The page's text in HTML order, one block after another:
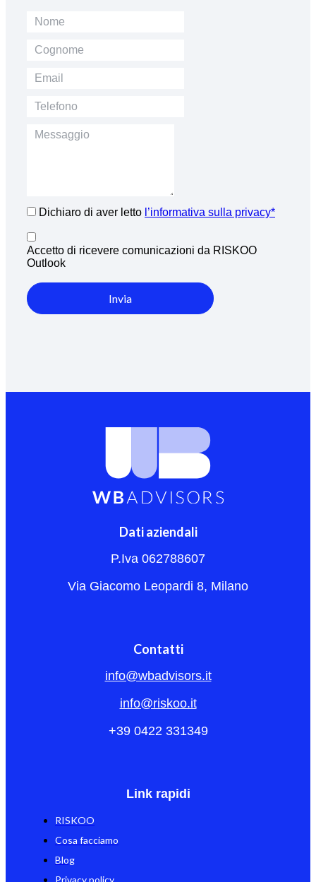
Dichiaro di aver letto l’informativa sulla privacy*
Accetto di ricevere comunicazioni da RISKOO
Outlook
Invia
Dati aziendali
P.Iva 062788607
Via Giacomo Leopardi 8, Milano
Contatti
info@wbadvisors.it
info@riskoo.it
+39 0422 331349
Link rapidi
RISKOO
Cosa facciamo
Blog